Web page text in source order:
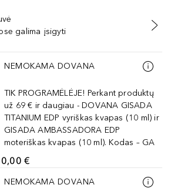
PRIDĖTI Į KREPŠELĮ
galima įsigyti
NEMOKAMA DOVANA
TIK PROGRAMĖLĖJE! Perkant produktų
už 69 € ir daugiau - DOVANA GISADA
TITANIUM EDP vyriškas kvapas (10 ml) ir
GISADA AMBASSADORA EDP
moteriškas kvapas (10 ml). Kodas – GA
0,00 €
NEMOKAMA DOVANA